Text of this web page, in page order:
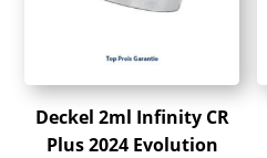
Deckel 2ml Infinity CR
Plus 2024 Evolution